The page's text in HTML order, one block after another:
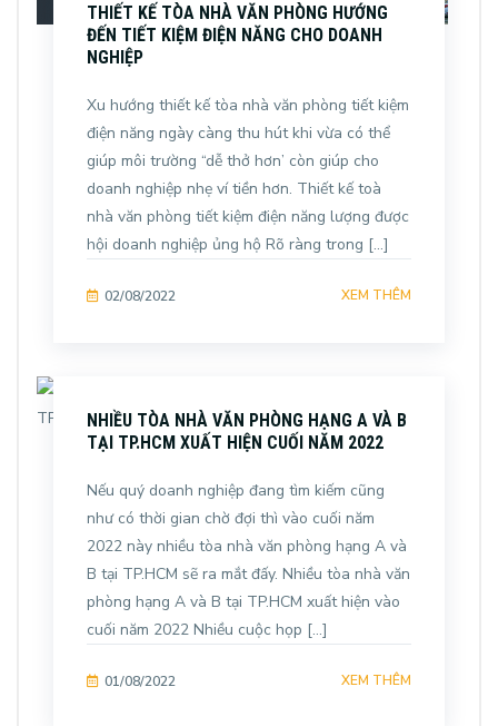
THIẾT KẾ TÒA NHÀ VĂN PHÒNG HƯỚNG
ĐẾN TIẾT KIỆM ĐIỆN NĂNG CHO DOANH
NGHIỆP
Xu hướng thiết kế tòa nhà văn phòng tiết kiệm
điện năng ngày càng thu hút khi vừa có thể
giúp môi trường “dễ thở hơn’ còn giúp cho
doanh nghiệp nhẹ ví tiền hơn. Thiết kế toà
nhà văn phòng tiết kiệm điện năng lượng được
hội doanh nghiệp ủng hộ Rõ ràng trong […]
02/08/2022 XEM THÊM
NHIỀU TÒA NHÀ VĂN PHÒNG HẠNG A VÀ B
TẠI TP.HCM XUẤT HIỆN CUỐI NĂM 2022
Nếu quý doanh nghiệp đang tìm kiếm cũng
như có thời gian chờ đợi thì vào cuối năm
2022 này nhiều tòa nhà văn phòng hạng A và
B tại TP.HCM sẽ ra mắt đấy. Nhiều tòa nhà văn
phòng hạng A và B tại TP.HCM xuất hiện vào
cuối năm 2022 Nhiều cuộc họp […]
01/08/2022 XEM THÊM